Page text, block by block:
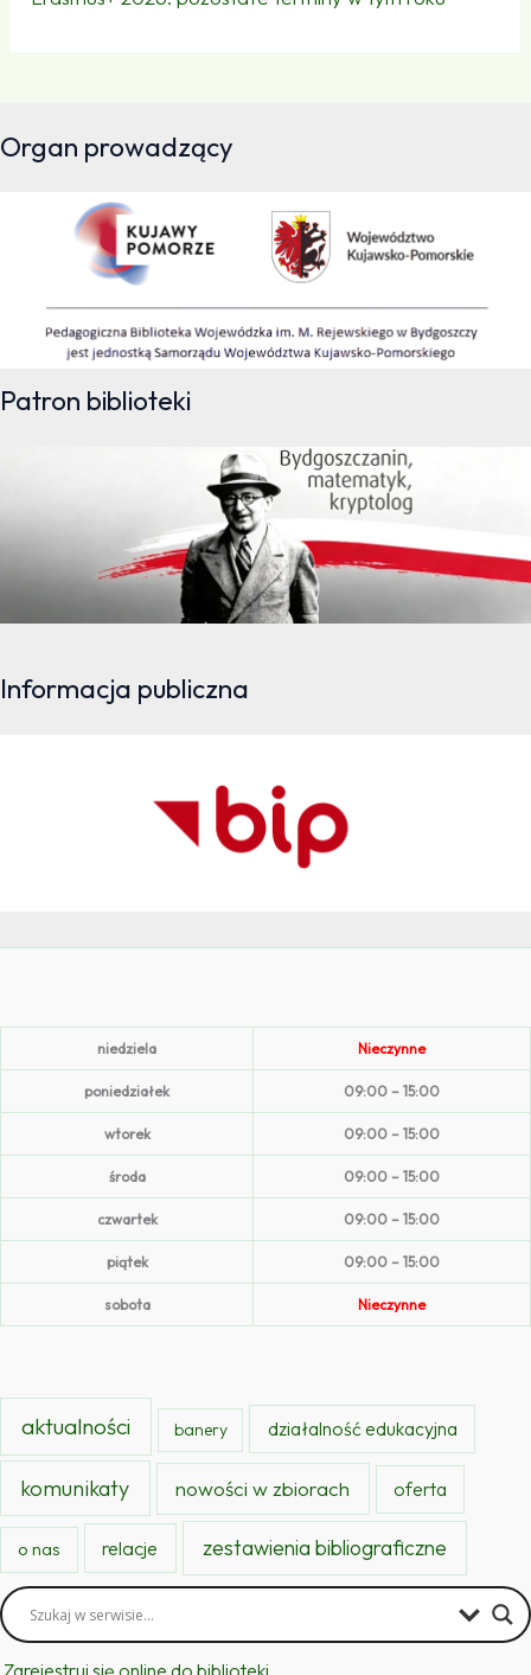
Organ prowadzący
Patron biblioteki
Informacja publiczna
niedziela Nieczynne
poniedziałek 09:00 – 15:00
wtorek 09:00 – 15:00
środa 09:00 – 15:00
czwartek 09:00 – 15:00
piątek 09:00 – 15:00
sobota Nieczynne
aktualności banery działalność edukacyjna
komunikaty nowości w zbiorach oferta
o nas relacje zestawienia bibliograficzne
Zarejestruj się online do biblioteki